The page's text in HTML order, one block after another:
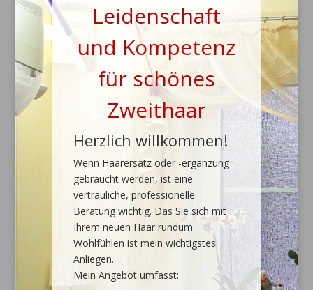
Leidenschaft
und Kompetenz
für schönes
Zweithaar
Herzlich willkommen!
Wenn Haarersatz oder -ergänzung
gebraucht werden, ist eine
vertrauliche, professionelle
Beratung wichtig. Das Sie sich mit
Ihrem neuen Haar rundum
Wohlfühlen ist mein wichtigstes
Anliegen.
Mein Angebot umfasst: